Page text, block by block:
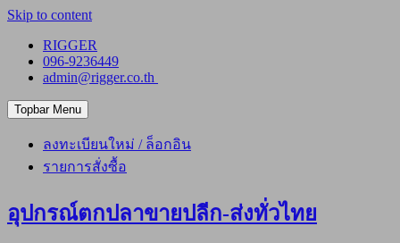
Skip to content
RIGGER
096-9236449
admin@rigger.co.th
Topbar Menu
ลงทะเบียนใหม่ / ล็อกอิน
รายการสั่งซื้อ
อุปกรณ์ตกปลาขายปลีก-ส่งทั่วไทย